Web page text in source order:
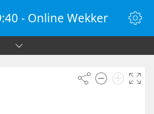
- Online Wekker